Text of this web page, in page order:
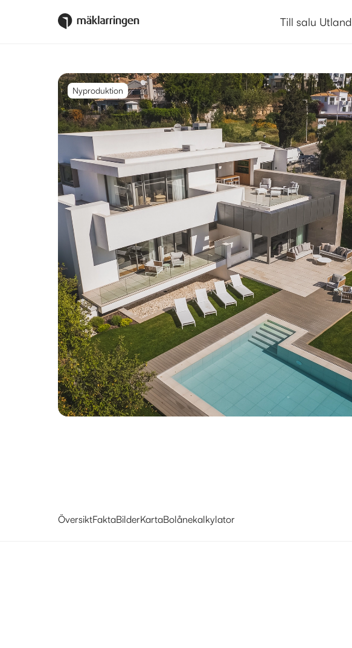
Till salu Utland
Nyproduktion
ÖversiktFaktaBilderKartaBolånekalkylator